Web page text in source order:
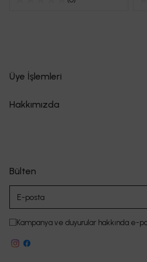
Üye İşlemleri
Hakkımızda
Bülten
Kampanya ve duyurular hakkında e-